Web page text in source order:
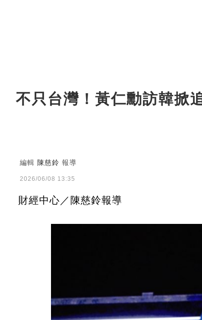
不只台灣！黃仁勳訪韓掀
編輯 陳慈鈴 報導
2026/06/08 13:35
財經中心／陳慈鈴報導